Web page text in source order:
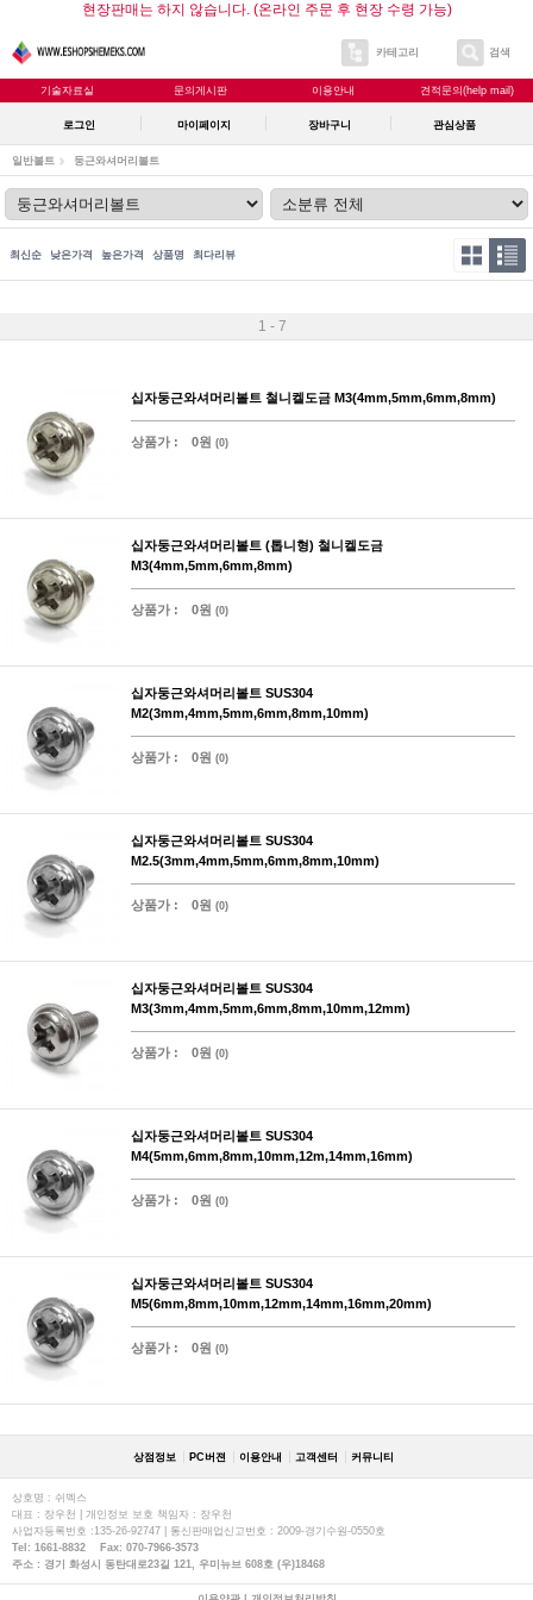
현장판매는 하지 않습니다. (온라인 주문 후 현장 수령 가능)
카테고리 검색
기술자료실 문의게시판 이용안내 견적문의(help mail)
로그인 마이페이지 장바구니 관심상품
일반볼트 둥근와셔머리볼트
최신순 낮은가격 높은가격 상품명 최다리뷰
1 - 7
십자둥근와셔머리볼트 철니켈도금 M3(4mm,5mm,6mm,8mm)
상품가 : 0원 (0)
십자둥근와셔머리볼트 (톱니형) 철니켈도금
M3(4mm,5mm,6mm,8mm)
상품가 : 0원 (0)
십자둥근와셔머리볼트 SUS304
M2(3mm,4mm,5mm,6mm,8mm,10mm)
상품가 : 0원 (0)
십자둥근와셔머리볼트 SUS304
M2.5(3mm,4mm,5mm,6mm,8mm,10mm)
상품가 : 0원 (0)
십자둥근와셔머리볼트 SUS304
M3(3mm,4mm,5mm,6mm,8mm,10mm,12mm)
상품가 : 0원 (0)
십자둥근와셔머리볼트 SUS304
M4(5mm,6mm,8mm,10mm,12m,14mm,16mm)
상품가 : 0원 (0)
십자둥근와셔머리볼트 SUS304
M5(6mm,8mm,10mm,12mm,14mm,16mm,20mm)
상품가 : 0원 (0)
상점정보 PC버젼 이용안내 고객센터 커뮤니티
상호명 : 쉬멕스
대표 : 장우천 | 개인정보 보호 책임자 : 장우천
사업자등록번호 :135-26-92747 | 통신판매업신고번호 : 2009-경기수원-0550호
Tel: 1661-8832 Fax: 070-7966-3573
주소 : 경기 화성시 동탄대로23길 121, 우미뉴브 608호 (우)18468